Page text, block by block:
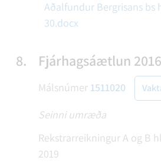
Aðalfundur Bergrisans bs
30.docx
8. Fjárhagsáætlun
Málsnúmer 1511020
Seinni umræða
Rekstrarreikningur A og B
2019